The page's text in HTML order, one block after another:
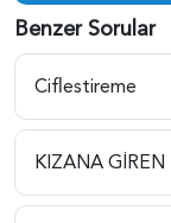
Benzer Sorular
Ciflestireme
KIZANA GİREN